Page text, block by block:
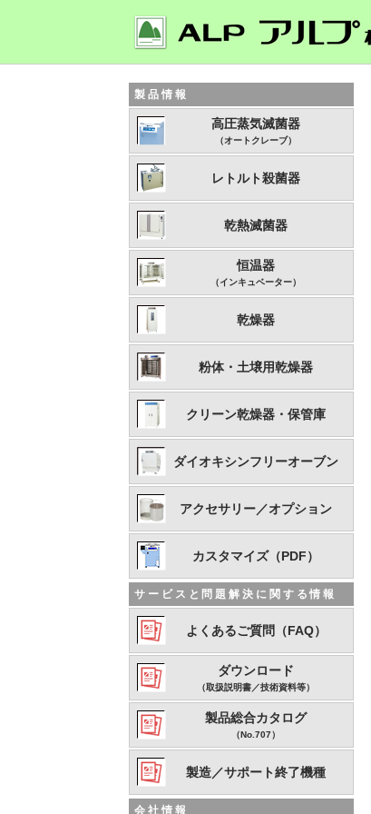
製品情報
高圧蒸気滅菌器
（オートクレーブ）
レトルト殺菌器
乾熱滅菌器
恒温器
（インキュベーター）
乾燥器
粉体・土壌用乾燥器
クリーン乾燥器・保管庫
ダイオキシンフリーオーブン
アクセサリー／オプション
カスタマイズ（PDF）
サービスと問題解決に関する情報
よくあるご質問（FAQ）
ダウンロード
（取扱説明書／技術資料等）
製品総合カタログ
（No.707）
製造／サポート終了機種
会社情報